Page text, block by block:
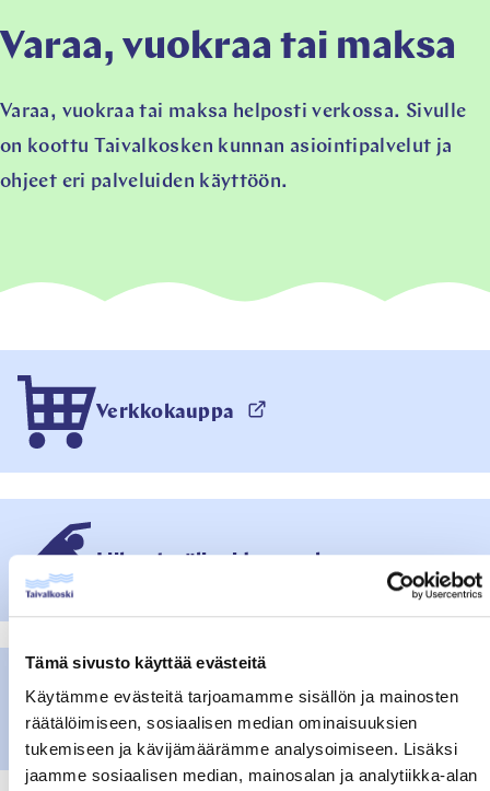
Tämä sivusto käyttää evästeitä
Käytämme evästeitä tarjoamamme sisällön ja mainosten
räätälöimiseen, sosiaalisen median ominaisuuksien
tukemiseen ja kävijämäärämme analysoimiseen. Lisäksi
jaamme sosiaalisen median, mainosalan ja analytiikka-alan
Varaa, vuokraa tai maksa
Varaa, vuokraa tai maksa helposti verkossa. Sivulle
on koottu Taivalkosken kunnan asiointipalvelut ja
ohjeet eri palveluiden käyttöön.
Verkkokauppa
Avautuu
Liikuntavälineiden vuokraus
Toripaikkamaksu